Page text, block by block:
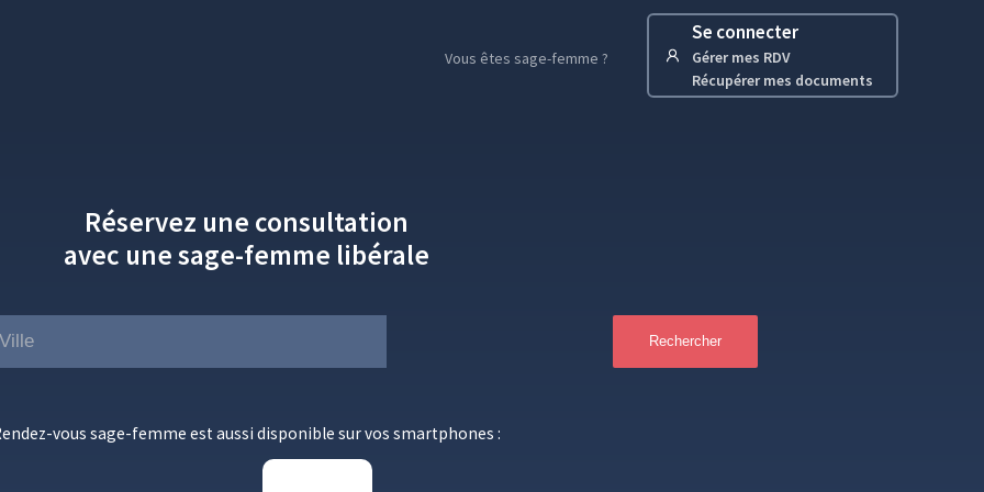
Vous êtes sage-femme ?
Se connecter
Gérer mes RDV
Récupérer mes documents
Réservez une consultation
avec une sage-femme libérale
Rechercher
vous sage-femme est aussi disponible sur vos smartphones :